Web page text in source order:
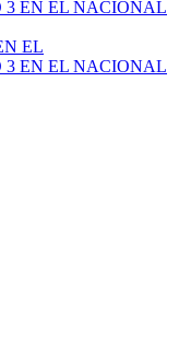
EL
3 EN EL NACIONAL